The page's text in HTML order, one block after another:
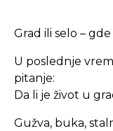
Grad ili selo –
U poslednje
pitanje:
Da li je život u
Gužva, buka,